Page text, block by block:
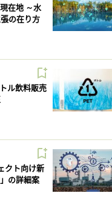
在地 ～水
の在り方
ル飲料販売
クト向け新
の詳細案